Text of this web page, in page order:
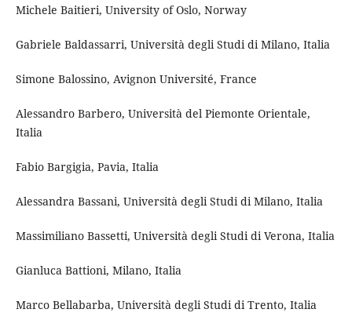
Michele Baitieri, University of Oslo, Norway
Gabriele Baldassarri, Università degli Studi di Milano, Italia
Simone Balossino, Avignon Université, France
Alessandro Barbero, Università del Piemonte Orientale,
Italia
Fabio Bargigia, Pavia, Italia
Alessandra Bassani, Università degli Studi di Milano, Italia
Massimiliano Bassetti, Università degli Studi di Verona, Italia
Gianluca Battioni, Milano, Italia
Marco Bellabarba, Università degli Studi di Trento, Italia